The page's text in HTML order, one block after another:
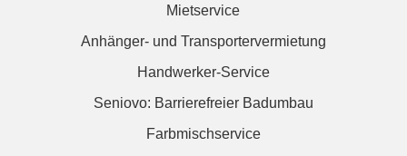
Mietservice
Anhänger- und Transportervermietung
Handwerker-Service
Seniovo: Barrierefreier Badumbau
Farbmischservice